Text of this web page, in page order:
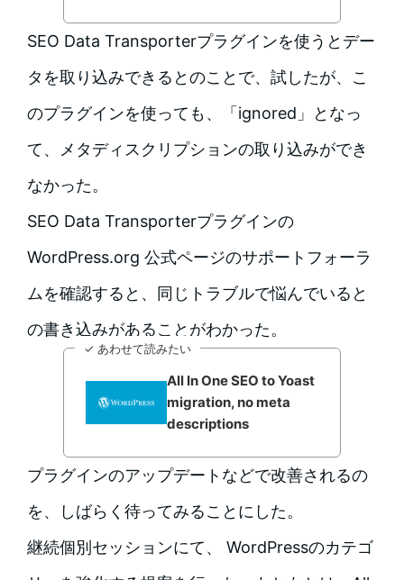
SEO Data Transporterプラグインを使うとデー
タを取り込みできるとのことで、試したが、こ
のプラグインを使っても、「ignored」となっ
て、メタディスクリプションの取り込みができ
なかった。
SEO Data Transporterプラグインの
WordPress.org 公式ページのサポートフォーラ
ムを確認すると、同じトラブルで悩んでいると
の書き込みがあることがわかった。
✓ あわせて読みたい
All In One SEO to Yoast
migration, no meta
descriptions
プラグインのアップデートなどで改善されるの
を、しばらく待ってみることにした。
継続個別セッションにて、 WordPressのカテゴ